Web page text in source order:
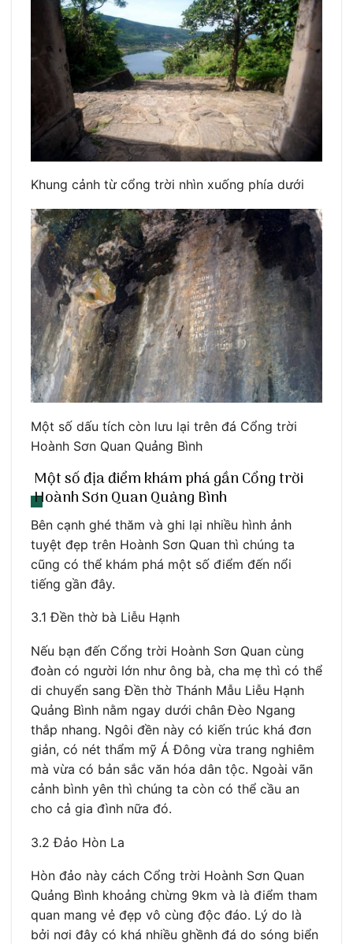
Khung cảnh từ cổng trời nhìn xuống phía dưới
Một số dấu tích còn lưu lại trên đá Cổng trời
Hoành Sơn Quan Quảng Bình
Một số địa điểm khám phá gần Cổng trời
Hoành Sơn Quan Quảng Bình
Bên cạnh ghé thăm và ghi lại nhiều hình ảnh
tuyệt đẹp trên Hoành Sơn Quan thì chúng ta
cũng có thể khám phá một số điểm đến nổi
tiếng gần đây.
3.1 Đền thờ bà Liễu Hạnh
Nếu bạn đến Cổng trời Hoành Sơn Quan cùng
đoàn có người lớn như ông bà, cha mẹ thì có thể
di chuyển sang Đền thờ Thánh Mẫu Liễu Hạnh
Quảng Bình nằm ngay dưới chân Đèo Ngang
thắp nhang. Ngôi đền này có kiến trúc khá đơn
giản, có nét thẩm mỹ Á Đông vừa trang nghiêm
mà vừa có bản sắc văn hóa dân tộc. Ngoài vãn
cảnh bình yên thì chúng ta còn có thể cầu an
cho cả gia đình nữa đó.
3.2 Đảo Hòn La
Hòn đảo này cách Cổng trời Hoành Sơn Quan
Quảng Bình khoảng chừng 9km và là điểm tham
quan mang vẻ đẹp vô cùng độc đáo. Lý do là
bởi nơi đây có khá nhiều ghềnh đá do sóng biển